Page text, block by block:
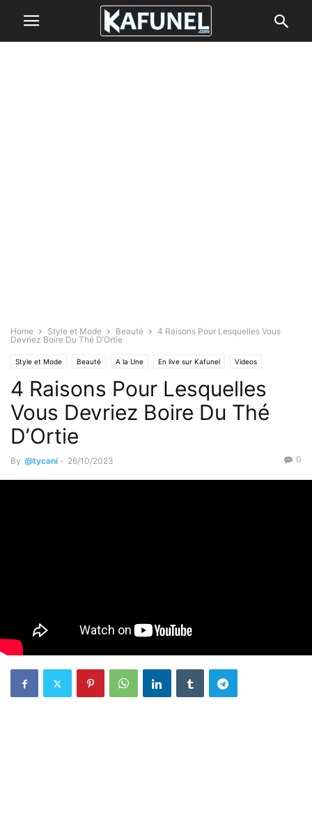
Home Style et Mode Beauté
4 Raisons Pour Lesquelles Vous
Devriez Boire Du Thé D’Ortie
Style et Mode Beauté A la Une En live sur Kafunel Videos
Films actu Santé & Forme Trucs et astuces
4 Raisons Pour Lesquelles
Vous Devriez Boire Du Thé
D’Ortie
By @tycani - 26/10/2023 0